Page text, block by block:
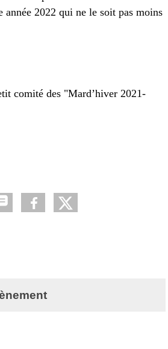
année 2022 qui ne le soit pas moins
comité des "Mard’hiver 2021-